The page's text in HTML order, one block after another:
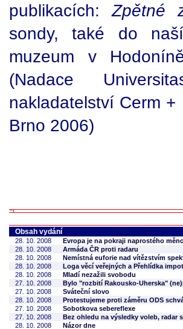
publikacích:Zpětné
sondy, také do
muzeum v
(Nadace
nakladatelství Cerm
Brno 2006)
Obsah vydání
28. 10. 2008
Evropa je na pokraji naprostého
28. 10. 2008
Armáda ČR proti radaru
28. 10. 2008
Nemístná euforie nad vítězstvím
28. 10. 2008
Loga věcí veřejných a Přehlídka
28. 10. 2008
Mladí nezažili svobodu
27. 10. 2008
Bylo "rozbití Rakousko-Uherska"
27. 10. 2008
Sváteční slovo
28. 10. 2008
Protestujeme proti záměru ODS
27. 10. 2008
Sobotkova sebereflexe
27. 10. 2008
Bez ohledu na výsledky voleb, radar
28. 10. 2008
Názor dne